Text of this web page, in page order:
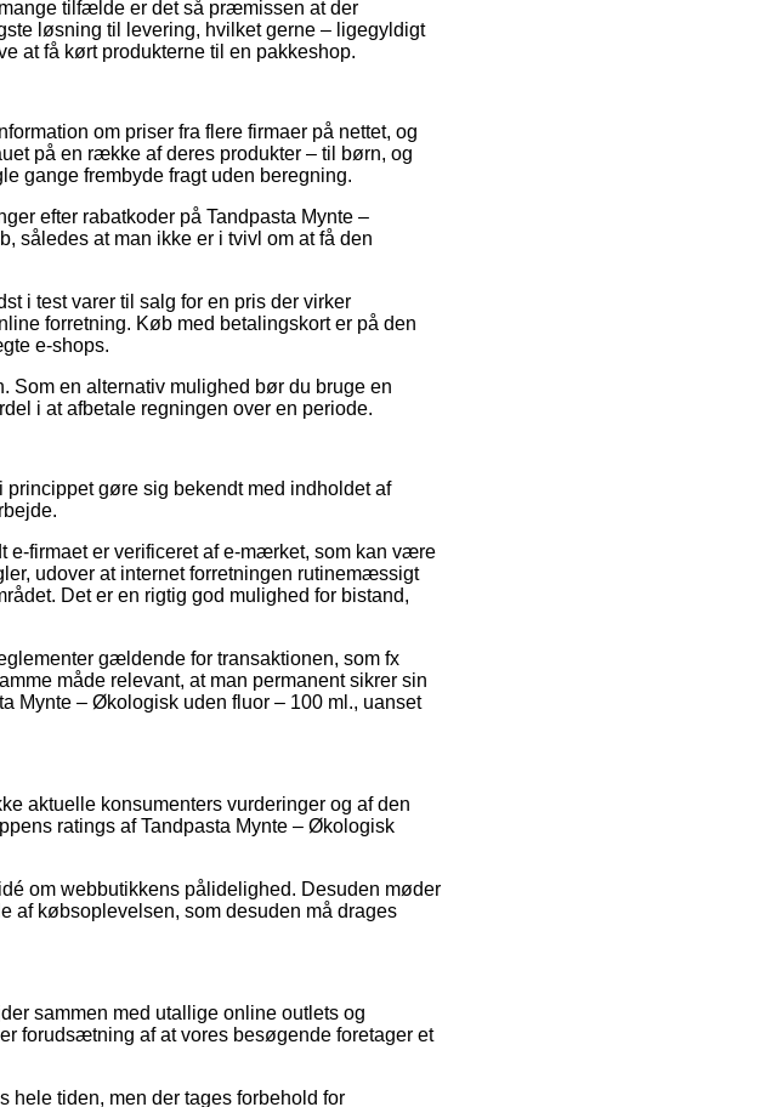
tilfælde er det så præmissen at der
løsning til levering, hvilket gerne – ligegyldigt
at få kørt produkterne til en pakkeshop.
om priser fra flere firmaer på nettet, og
på en række af deres produkter – til børn, og
gange frembyde fragt uden beregning.
efter rabatkoder på Tandpasta Mynte –
således at man ikke er i tvivl om at få den
i test varer til salg for en pris der virker
forretning. Køb med betalingskort er på den
e-shops.
Som en alternativ mulighed bør du bruge en
i at afbetale regningen over en periode.
gøre sig bekendt med indholdet af
e-firmaet er verificeret af e-mærket, som kan være
udover at internet forretningen rutinemæssigt
Det er en rigtig god mulighed for bistand,
gældende for transaktionen, som fx
måde relevant, at man permanent sikrer sin
Mynte – Økologisk uden fluor – 100 ml., uanset
aktuelle konsumenters vurderinger og af den
ratings af Tandpasta Mynte – Økologisk
om webbutikkens pålidelighed. Desuden møder
af købsoplevelsen, som desuden må drages
sammen med utallige online outlets og
forudsætning af at vores besøgende foretager et
hele tiden, men der tages forbehold for